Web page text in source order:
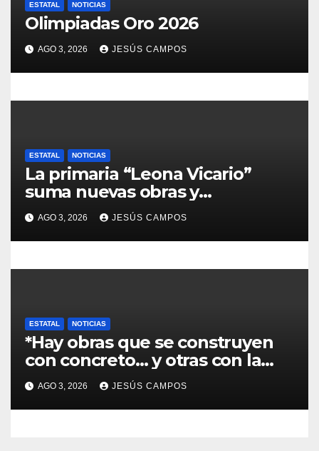
e
n
t
r
d
a
s
ESTATAL NOTICIAS
Olimpiadas Oro 2026
AGO 3, 2026 JESÚS CAMPOS
ESTATAL NOTICIAS
La primaria “Leona Vicario”
suma nuevas obras y
compromisos para fortalecer su
infraestructura
AGO 3, 2026 JESÚS CAMPOS
ESTATAL NOTICIAS
*Hay obras que se construyen
con concreto… y otras con la
convicción de brindar una
mejor atención a quienes más
lo necesitan.*
AGO 3, 2026 JESÚS CAMPOS